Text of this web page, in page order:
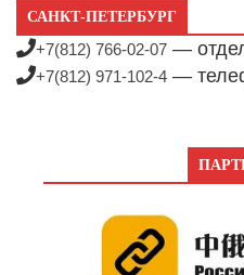
САНКТ-ПЕТЕРБУРГ
+7(812) 766-02-07 —
+7(812) 971-102-4 —